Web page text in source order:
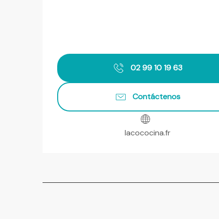
02 99 10 19 63
Contáctenos
lacococina.fr